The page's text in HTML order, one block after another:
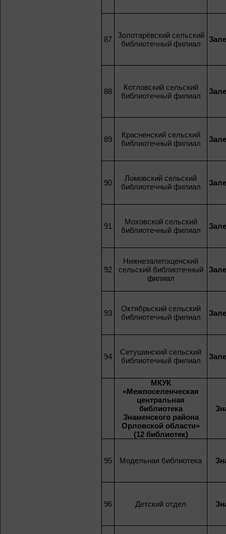
87
Золотарёвский сельский
библиотечный филиал
88
Котловский сельский
библиотечный филиал
89
Красненский сельский
библиотечный филиал
90
Ломовский сельский
библиотечный филиал
91
Моховской сельский
библиотечный филиал
92
Нижнезалегощенский
сельский библиотечный
филиал
93
Октябрьский сельский
библиотечный филиал
94
Сетушинский сельский
библиотечный филиал
МКУК
«Межпоселенческая
центральная
библиотека
Знаменского района
Орловской области»
(12 библиотек)
95 Модельная библиотека
96 Детский отдел